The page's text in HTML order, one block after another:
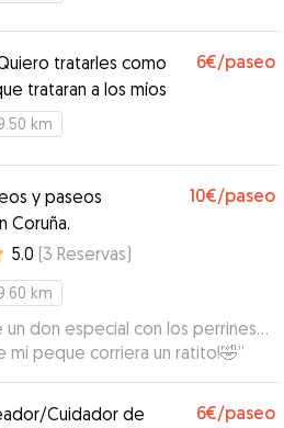
tratarles como
trataran a los míos
6€/paseo
km
y paseos
Coruña.
10€/paseo
5.0 (3 Reservas)
km
don especial con los perrines...
mi peque corriera un ratito!🤣”
Cuidador de
6€/paseo